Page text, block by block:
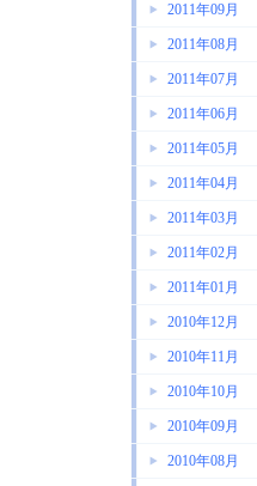
2011年09月
2011年08月
2011年07月
2011年06月
2011年05月
2011年04月
2011年03月
2011年02月
2011年01月
2010年12月
2010年11月
2010年10月
2010年09月
2010年08月